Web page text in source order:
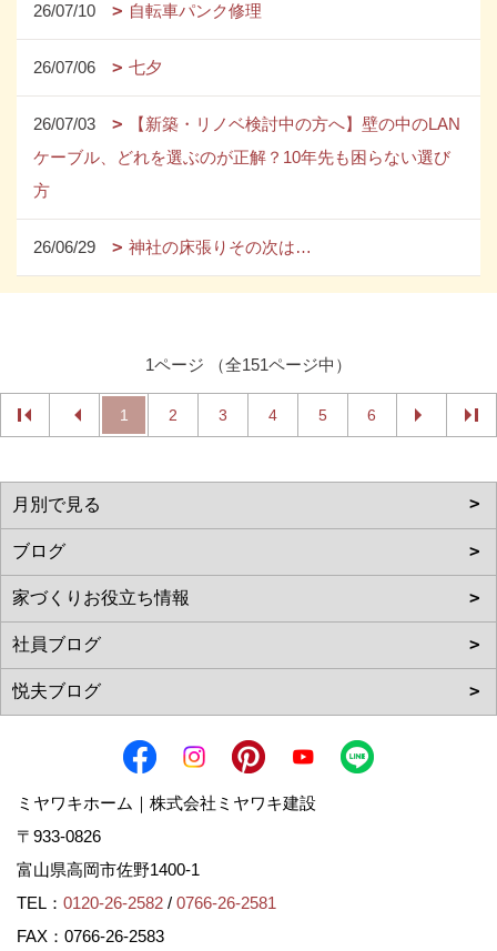
26/07/10 自転車パンク修理
26/07/06 七夕
26/07/03
【新築・リノベ検討中の方へ】壁の中のLAN
ケーブル、どれを選ぶのが正解？10年先も困らない選び
方
26/06/29 神社の床張りその次は…
1ページ （全151ページ中）
1 2 3 4 5 6
ミヤワキホーム｜株式会社ミヤワキ建設
〒933-0826
富山県高岡市佐野1400-1
TEL： 0120-26-2582 / 0766-26-2581
FAX：0766-26-2583